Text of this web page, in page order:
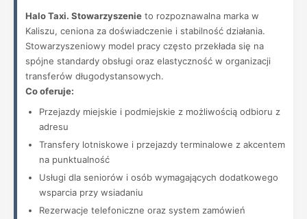
Halo Taxi. Stowarzyszenie to rozpoznawalna marka w
Kaliszu, ceniona za doświadczenie i stabilność działania.
Stowarzyszeniowy model pracy często przekłada się na
spójne standardy obsługi oraz elastyczność w organizacji
transferów długodystansowych.
Co oferuje:
Przejazdy miejskie i podmiejskie z możliwością odbioru z
adresu
Transfery lotniskowe i przejazdy terminalowe z akcentem
na punktualność
Usługi dla seniorów i osób wymagających dodatkowego
wsparcia przy wsiadaniu
Rezerwacje telefoniczne oraz system zamówień